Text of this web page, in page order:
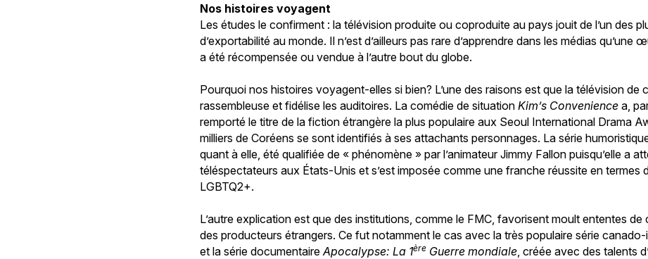
Nos histoires voyagent
Les études le confirment : la télévision produite ou coproduite au pays jouit de l’un des
d’exportabilité au monde. Il n’est d’ailleurs pas rare d’apprendre dans les médias qu’une
a été récompensée ou vendue à l’autre bout du globe.
Pourquoi nos histoires voyagent-elles si bien? L’une des raisons est que la télévision de
rassembleuse et fidélise les auditoires. La comédie de situationKim’s Convenience a,
remporté le titre de la fiction étrangère la plus populaire aux Seoul International Drama
milliers de Coréens se sont identifiés à ses attachants personnages. La série
quant à elle, été qualifiée de « phénomène » par l’animateur Jimmy Fallon puisqu’elle a
téléspectateurs aux États-Unis et s’est imposée comme une franche réussite en termes
LGBTQ2+.
L’autre explication est que des institutions, comme le FMC, favorisent moult ententes
des producteurs étrangers. Ce fut notamment le cas avec la très populaire série canado-
et la série documentaireApocalypse: La 1ère Guerre mondiale , créée avec des talents